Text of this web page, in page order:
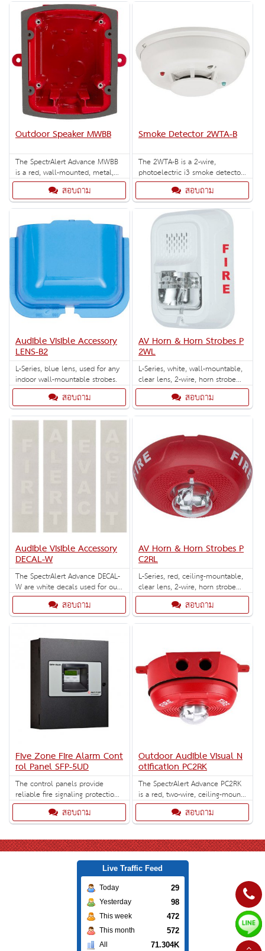
Outdoor Speaker MWBB
The SpectrAlert Advance MWBB
is a red, wall-mounted, metal,
weatherproof back box.
สอบถาม
Smoke Detector 2WTA-B
The 2WTA-B is a 2-wire,
photoelectric i3 smoke detector
with thermal sensor and built-in
สอบถาม
Audible Visible Accessory
LENS-B2
L-Series, blue lens, used for any
indoor wall-mountable strobes.
สอบถาม
AV Horn & Horn Strobes P
2WL
L-Series, white, wall-mountable,
clear lens, 2-wire, horn strobe
marked "FIRE". Selectable strobe
settings: 15, 30, 75, 95, 110,
135, and 185 cd.
สอบถาม
Audible Visible Accessory
DECAL-W
The SpectrAlert Advance DECAL-
W are white decals used for our
Red non-pad printed wall mount
devices. Each decal comes with
the following label options:
total decals per box).
สอบถาม
AV Horn & Horn Strobes P
C2RL
L-Series, red, ceiling-mountable,
clear lens, 2-wire, horn strobe
marked "FIRE". Selectable strobe
settings: 15, 30, 75, 95, 115, 150
and 177 cd.
สอบถาม
Five Zone Fire Alarm Cont
rol Panel SFP-5UD
The control panels provide
reliable fire signaling protection
for small to medium-sized
commercial, industrial,
institutional buildings.
สอบถาม
Outdoor Audible Visual N
otification PC2RK
The SpectrAlert Advance PC2RK
is a red, two-wire, ceiling-mount,
outdoor horn strobe with
selectable strobe settings of 15,
15/75, 30, 75, 95, 110 and 115
cd. Outdoor back box included.
สอบถาม
Live Traffic Feed
Today 29
Yesterday 98
This week 472
This month 572
All 71.304K